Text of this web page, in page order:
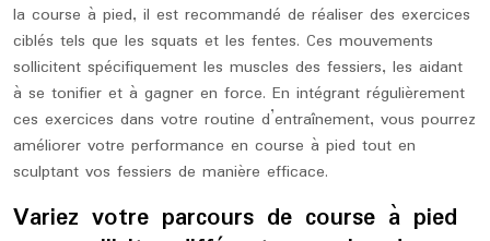
la course à pied, il est recommandé de réaliser des exercices
ciblés tels que les squats et les fentes. Ces mouvements
sollicitent spécifiquement les muscles des fessiers, les aidant
à se tonifier et à gagner en force. En intégrant régulièrement
ces exercices dans votre routine d’entraînement, vous pourrez
améliorer votre performance en course à pied tout en
sculptant vos fessiers de manière efficace.
Variez votre parcours de course à pied